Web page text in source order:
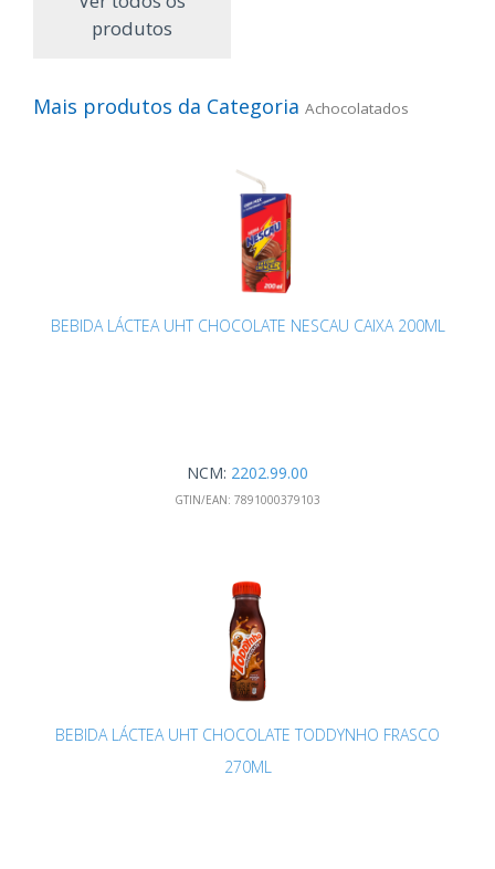
produtos
Mais produtos da Categoria Achocolatados
BEBIDA LÁCTEA UHT CHOCOLATE NESCAU CAIXA 200ML
NCM: 2202.99.00
GTIN/EAN: 7891000379103
BEBIDA LÁCTEA UHT CHOCOLATE TODDYNHO FRASCO
270ML